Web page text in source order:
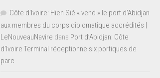
Côte d'Ivoire: Hien Sié « vend » le port d'Abidjan
aux membres du corps diplomatique accrédités |
LeNouveauNavire dans Port d’Abidjan: Côte
d’Ivoire Terminal réceptionne six portiques de
parc